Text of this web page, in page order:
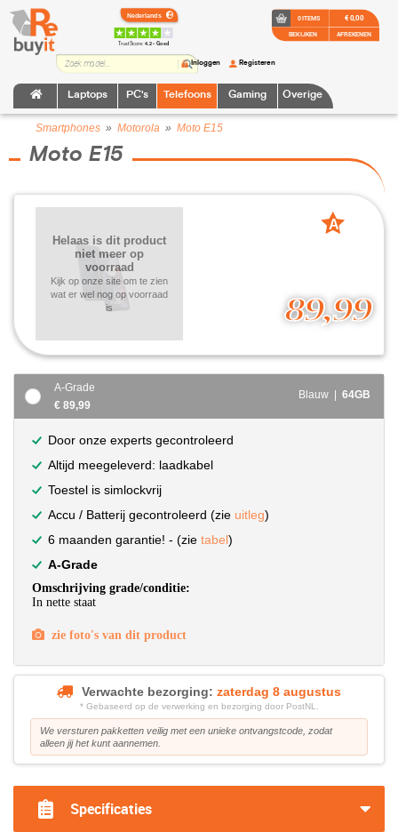
TrustScore:4.2 • Goed
Laptops PC's Telefoons Gaming Overige
Inloggen Registeren
0 ITEMS
BEKIJKEN
€ 0,00
AFREKENEN
Smartphones » Motorola » Moto E15
Moto E15
89,99
Helaas is dit product
niet meer op
voorraad
Kijk op onze site om te zien
wat er wel nog op voorraad
is
A
A-Grade
€ 89,99
Blauw | 64GB
Door onze experts gecontroleerd
Altijd meegeleverd: laadkabel
Toestel is simlockvrij
Accu / Batterij gecontroleerd (zie uitleg)
6 maanden garantie! - (zie tabel)
A-Grade
Omschrijving grade/conditie:
In nette staat
zie foto's van dit product
Verwachte bezorging: zaterdag 8 augustus
* Gebaseerd op de verwerking en bezorging door PostNL.
We versturen pakketten veilig met een unieke ontvangstcode, zodat
alleen jij het kunt aannemen.
Specificaties